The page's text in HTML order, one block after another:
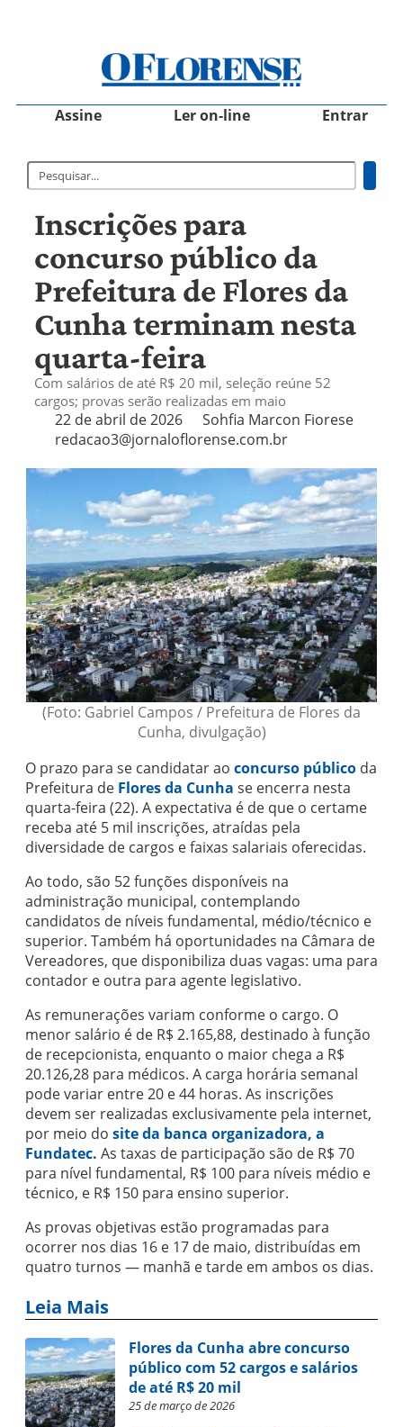
Assine Ler on-line Entrar
Inscrições para
concurso público da
Prefeitura de Flores da
Cunha terminam nesta
quarta-feira
Com salários de até R$ 20 mil, seleção reúne 52
cargos; provas serão realizadas em maio
22 de abril de 2026
Sohfia Marcon Fiorese
redacao3@jornaloflorense.com.br
(Foto: Gabriel Campos / Prefeitura de Flores da
Cunha, divulgação)
O prazo para se candidatar ao concurso público da
Prefeitura de Flores da Cunha se encerra nesta
quarta-feira (22). A expectativa é de que o certame
receba até 5 mil inscrições, atraídas pela
diversidade de cargos e faixas salariais oferecidas.
Ao todo, são 52 funções disponíveis na
administração municipal, contemplando
candidatos de níveis fundamental, médio/técnico e
superior. Também há oportunidades na Câmara de
Vereadores, que disponibiliza duas vagas: uma para
contador e outra para agente legislativo.
As remunerações variam conforme o cargo. O
menor salário é de R$ 2.165,88, destinado à função
de recepcionista, enquanto o maior chega a R$
20.126,28 para médicos. A carga horária semanal
pode variar entre 20 e 44 horas. As inscrições
devem ser realizadas exclusivamente pela internet,
por meio do site da banca organizadora, a
Fundatec. As taxas de participação são de R$ 70
para nível fundamental, R$ 100 para níveis médio e
técnico, e R$ 150 para ensino superior.
As provas objetivas estão programadas para
ocorrer nos dias 16 e 17 de maio, distribuídas em
quatro turnos — manhã e tarde em ambos os dias.
Leia Mais
Flores da Cunha abre concurso
público com 52 cargos e salários
de até R$ 20 mil
25 de março de 2026